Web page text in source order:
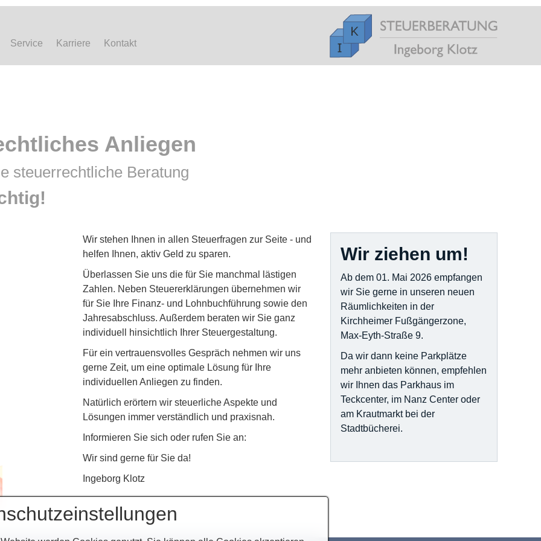
Service Karriere Kontakt
Anliegen
steuerrechtliche Beratung
Wir stehen Ihnen in allen Steuerfragen zur Seite - und
helfen Ihnen, aktiv Geld zu sparen.
Überlassen Sie uns die für Sie manchmal lästigen
Zahlen. Neben Steuererklärungen übernehmen wir
für Sie Ihre Finanz- und Lohnbuchführung sowie den
Jahresabschluss. Außerdem beraten wir Sie ganz
individuell hinsichtlich Ihrer Steuergestaltung.
Für ein vertrauensvolles Gespräch nehmen wir uns
gerne Zeit, um eine optimale Lösung für Ihre
individuellen Anliegen zu finden.
Natürlich erörtern wir steuerliche Aspekte und
Lösungen immer verständlich und praxisnah.
Informieren Sie sich oder rufen Sie an:
Wir sind gerne für Sie da!
Ingeborg Klotz
Wir ziehen um!
Ab dem 01. Mai 2026 empfangen
wir Sie gerne in unseren neuen
Räumlichkeiten in der
Kirchheimer Fußgängerzone,
Max-Eyth-Straße 9.
Da wir dann keine Parkplätze
mehr anbieten können, empfehlen
wir Ihnen das Parkhaus im
Teckcenter, im Nanz Center oder
am Krautmarkt bei der
Stadtbücherei.